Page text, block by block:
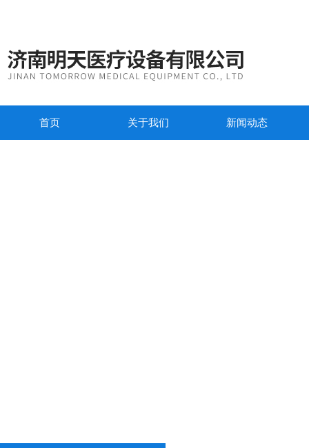
首页 关于我们 新闻动态